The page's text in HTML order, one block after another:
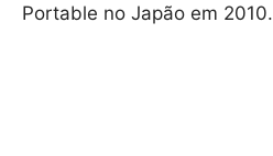
Portable no Japão em 2010.